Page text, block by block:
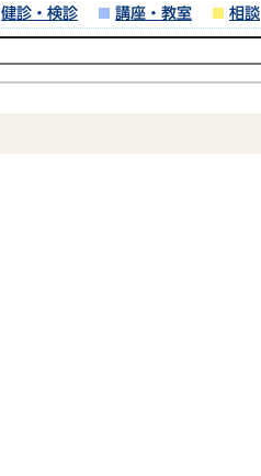
健診・検診 講座・教室 相談